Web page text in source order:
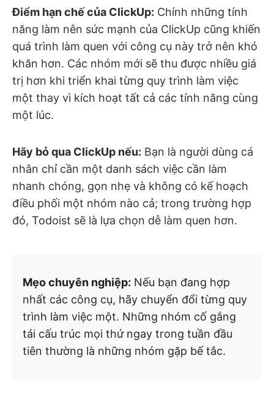
Điểm hạn chế của ClickUp: Chính những tính
năng làm nên sức mạnh của ClickUp cũng khiến
quá trình làm quen với công cụ này trở nên khó
khăn hơn. Các nhóm mới sẽ thu được nhiều giá
trị hơn khi triển khai từng quy trình làm việc
một thay vì kích hoạt tất cả các tính năng cùng
một lúc.
Hãy bỏ qua ClickUp nếu: Bạn là người dùng cá
nhân chỉ cần một danh sách việc cần làm
nhanh chóng, gọn nhẹ và không có kế hoạch
điều phối một nhóm nào cả; trong trường hợp
đó, Todoist sẽ là lựa chọn dễ làm quen hơn.
Mẹo chuyên nghiệp: Nếu bạn đang hợp
nhất các công cụ, hãy chuyển đổi từng quy
trình làm việc một. Những nhóm cố gắng
tái cấu trúc mọi thứ ngay trong tuần đầu
tiên thường là những nhóm gặp bế tắc.